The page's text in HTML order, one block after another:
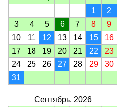
1
2
3
4 5 6 7 8
9
10
11 12 13 14 15
16
17
18 19 20 21 22
23
24
25 26 27 28 29
30
31
Сентябрь, 2026